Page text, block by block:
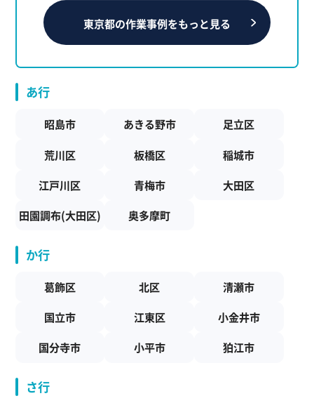
東京都の作業事例をもっと見る
あ行
昭島市 あきる野市
足立区
荒川区
板橋区
稲城市
江戸川区
青梅市
大田区
田園調布(大田区)
奥多摩町
か行
葛飾区 北区
清瀬市
国立市
江東区
小金井市
国分寺市
小平市 狛江市
さ行